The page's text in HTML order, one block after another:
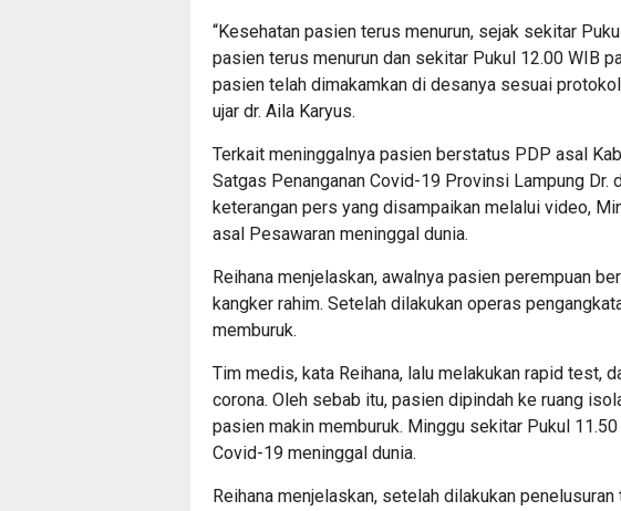
“Kesehatan pasien terus menurun, sejak sekitar
pasien terus menurun dan sekitar Pukul 12.00 WIB
pasien telah dimakamkan di desanya sesuai
ujar dr. Aila Karyus.
Terkait meninggalnya pasien berstatus PDP asal
Satgas Penanganan Covid-19 Provinsi Lampung Dr.
keterangan pers yang disampaikan melalui video,
asal Pesawaran meninggal dunia.
Reihana menjelaskan, awalnya pasien perempuan
kangker rahim. Setelah dilakukan operas
memburuk.
Tim medis, kata Reihana, lalu melakukan rapid test,
corona. Oleh sebab itu, pasien dipindah ke ruang
pasien makin memburuk. Minggu sekitar Pukul
Covid-19 meninggal dunia.
Reihana menjelaskan, setelah dilakukan